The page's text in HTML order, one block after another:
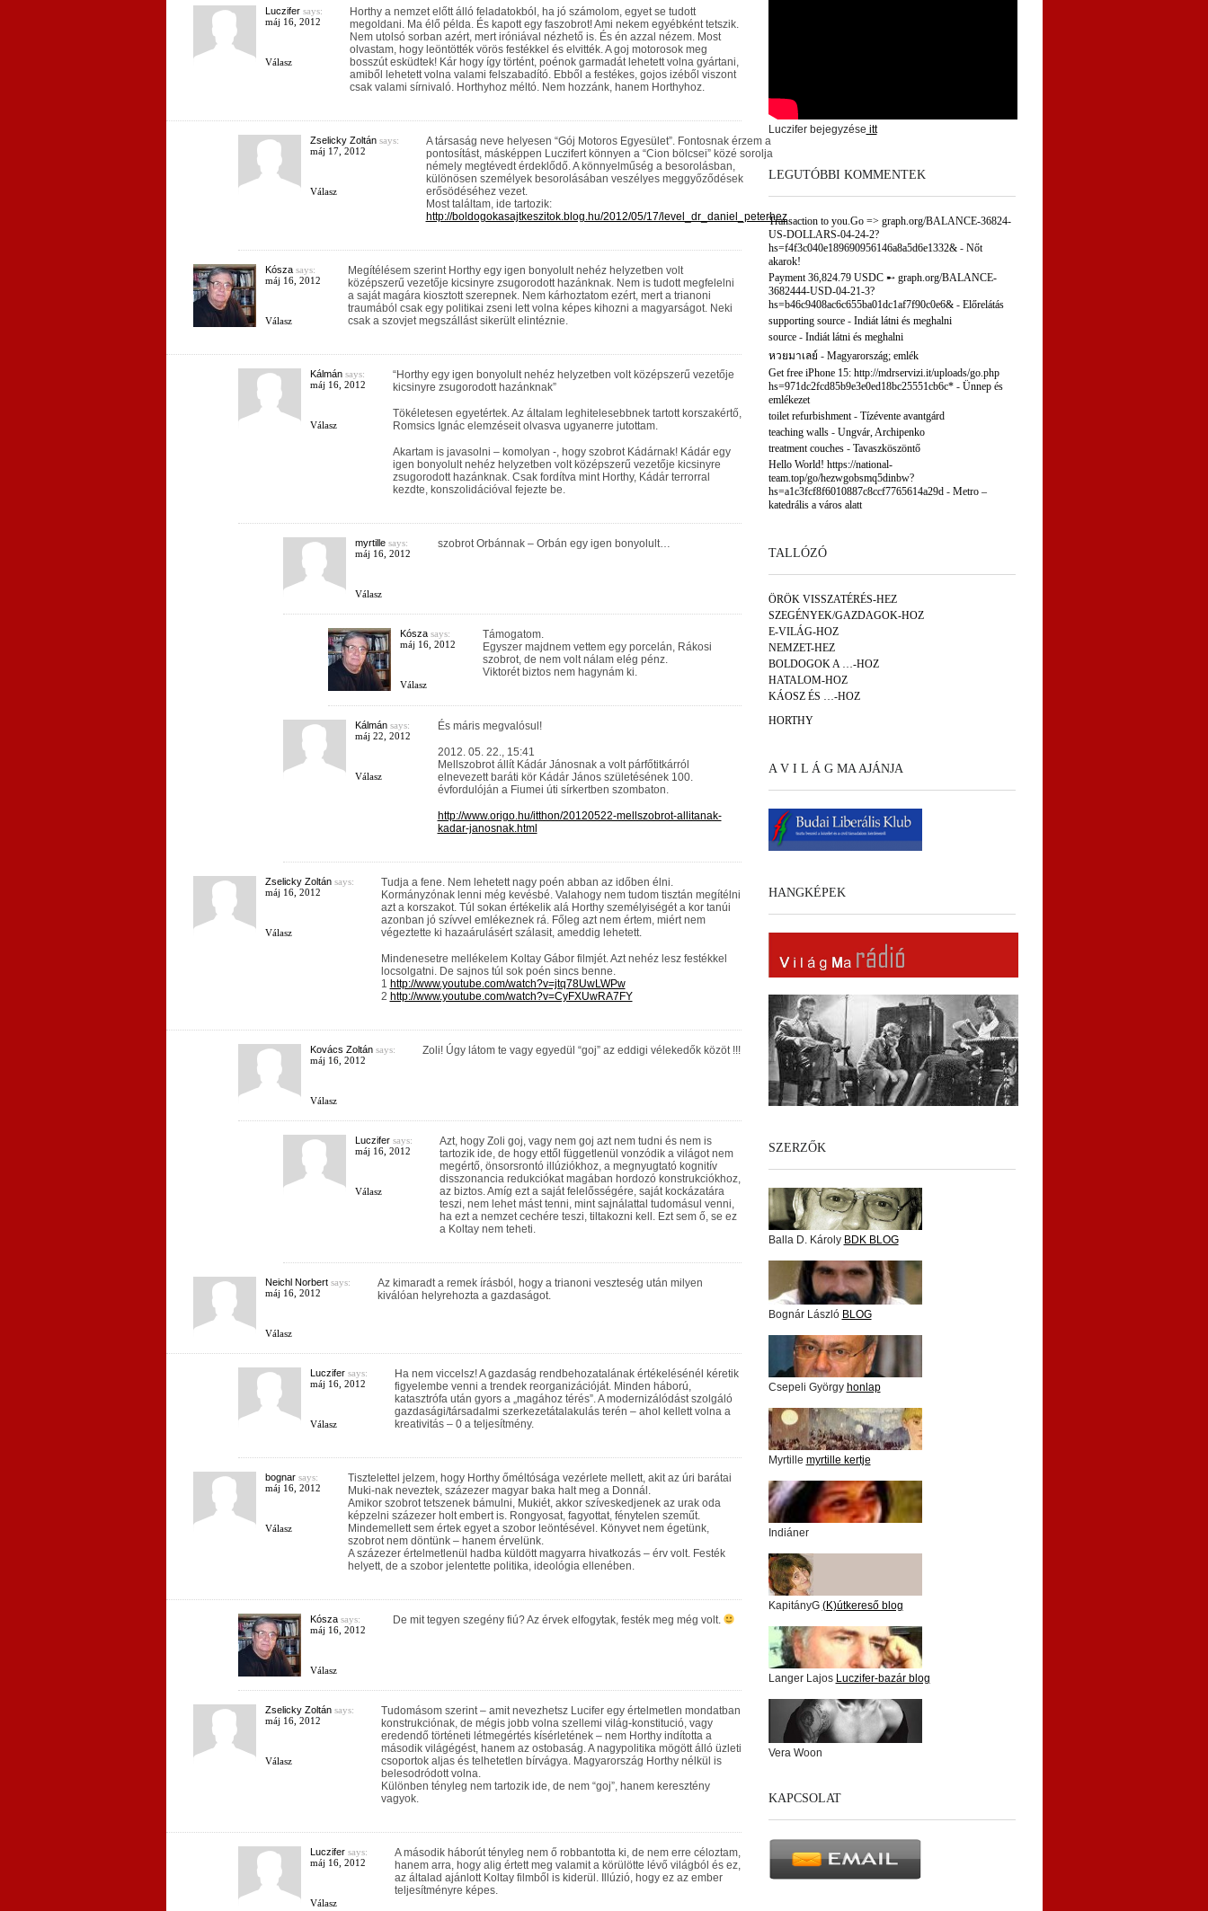
Luczifersays:
máj 16, 2012
Válasz
Horthy a nemzet előtt álló feladatokból, ha jó számolom, egyet se tudott
megoldani. Ma élő példa. És kapott egy faszobrot! Ami nekem egyébként tetszik.
Nem utolsó sorban azért, mert iróniával nézhető is. És én azzal nézem. Most
olvastam, hogy leöntötték vörös festékkel és elvitték. A goj motorosok meg
bosszút esküdtek! Kár hogy így történt, poénok garmadát lehetett volna gyártani,
amiből lehetett volna valami felszabadító. Ebből a festékes, gojos izéből viszont
csak valami sírnivaló. Horthyhoz méltó. Nem hozzánk, hanem Horthyhoz.
Zselicky Zoltánsays:
máj 17, 2012
Válasz
A társaság neve helyesen “Gój Motoros Egyesület”. Fontosnak érzem a
pontosítást, másképpen Luczifert könnyen a “Cion bölcsei” közé sorolja
némely megtévedt érdeklődő. A könnyelműség a besorolásban,
különösen személyek besorolásában veszélyes meggyőződések
erősödéséhez vezet.
Most találtam, ide tartozik:
http://boldogokasajtkeszitok.blog.hu/2012/05/17/level_dr_daniel_peterhez
Kószasays:
máj 16, 2012
Válasz
Megítélésem szerint Horthy egy igen bonyolult nehéz helyzetben volt
középszerű vezetője kicsinyre zsugorodott hazánknak. Nem is tudott megfelelni
a saját magára kiosztott szerepnek. Nem kárhoztatom ezért, mert a trianoni
traumából csak egy politikai zseni lett volna képes kihozni a magyarságot. Neki
csak a szovjet megszállást sikerült elintéznie.
Kálmánsays:
máj 16, 2012
Válasz
“Horthy egy igen bonyolult nehéz helyzetben volt középszerű vezetője
kicsinyre zsugorodott hazánknak”
Tökéletesen egyetértek. Az általam leghitelesebbnek tartott korszakértő,
Romsics Ignác elemzéseit olvasva ugyanerre jutottam.
Akartam is javasolni – komolyan -, hogy szobrot Kádárnak! Kádár egy
igen bonyolult nehéz helyzetben volt középszerű vezetője kicsinyre
zsugorodott hazánknak. Csak fordítva mint Horthy, Kádár terrorral
kezdte, konszolidációval fejezte be.
myrtillesays:
máj 16, 2012
Válasz
szobrot Orbánnak – Orbán egy igen bonyolult…
Kószasays:
máj 16, 2012
Válasz
Támogatom.
Egyszer majdnem vettem egy porcelán, Rákosi
szobrot, de nem volt nálam elég pénz.
Viktorét biztos nem hagynám ki.
Kálmánsays:
máj 22, 2012
Válasz
És máris megvalósul!
2012. 05. 22., 15:41
Mellszobrot állít Kádár Jánosnak a volt párfőtitkárról
elnevezett baráti kör Kádár János születésének 100.
évfordulóján a Fiumei úti sírkertben szombaton.
http://www.origo.hu/itthon/20120522-mellszobrot-allitanak-
kadar-janosnak.html
Zselicky Zoltánsays:
máj 16, 2012
Válasz
Tudja a fene. Nem lehetett nagy poén abban az időben élni.
Kormányzónak lenni még kevésbé. Valahogy nem tudom tisztán megítélni
azt a korszakot. Túl sokan értékelik alá Horthy személyiségét a kor tanúi
azonban jó szívvel emlékeznek rá. Főleg azt nem értem, miért nem
végeztette ki hazaárulásért szálasit, ameddig lehetett.
Mindenesetre mellékelem Koltay Gábor filmjét. Azt nehéz lesz festékkel
locsolgatni. De sajnos túl sok poén sincs benne.
1 http://www.youtube.com/watch?v=jtq78UwLWPw
2 http://www.youtube.com/watch?v=CyFXUwRA7FY
Kovács Zoltánsays:
máj 16, 2012
Válasz
Zoli! Úgy látom te vagy egyedül “goj” az eddigi vélekedők közöt !!!
Luczifersays:
máj 16, 2012
Válasz
Azt, hogy Zoli goj, vagy nem goj azt nem tudni és nem is
tartozik ide, de hogy ettől függetlenül vonzódik a világot nem
megértő, önsorsrontó illúziókhoz, a megnyugtató kognitív
disszonancia redukciókat magában hordozó konstrukciókhoz,
az biztos. Amíg ezt a saját felelősségére, saját kockázatára
teszi, nem lehet mást tenni, mint sajnálattal tudomásul venni,
ha ezt a nemzet cechére teszi, tiltakozni kell. Ezt sem ő, se ez
a Koltay nem teheti.
Neichl Norbertsays:
máj 16, 2012
Válasz
Az kimaradt a remek írásból, hogy a trianoni veszteség után milyen
kiválóan helyrehozta a gazdaságot.
Luczifersays:
máj 16, 2012
Válasz
Ha nem viccelsz! A gazdaság rendbehozatalának értékelésénél kéretik
figyelembe venni a trendek reorganizációját. Minden háború,
katasztrófa után gyors a „magához térés”. A modernizálódást szolgáló
gazdasági/társadalmi szerkezetátalakulás terén – ahol kellett volna a
kreativitás – 0 a teljesítmény.
bognarsays:
máj 16, 2012
Válasz
Tisztelettel jelzem, hogy Horthy őméltósága vezérlete mellett, akit az úri barátai
Muki-nak neveztek, százezer magyar baka halt meg a Donnál.
Amikor szobrot tetszenek bámulni, Mukiét, akkor szíveskedjenek az urak oda
képzelni százezer holt embert is. Rongyosat, fagyottat, fénytelen szeműt.
Mindemellett sem értek egyet a szobor leöntésével. Könyvet nem égetünk,
szobrot nem döntünk – hanem érvelünk.
A százezer értelmetlenül hadba küldött magyarra hivatkozás – érv volt. Festék
helyett, de a szobor jelentette politika, ideológia ellenében.
Kószasays:
máj 16, 2012
Válasz
De mit tegyen szegény fiú? Az érvek elfogytak, festék meg még volt.
Zselicky Zoltánsays:
máj 16, 2012
Válasz
Tudomásom szerint – amit nevezhetsz Lucifer egy értelmetlen mondatban
konstrukciónak, de mégis jobb volna szellemi világ-konstitució, vagy
eredendő történeti létmegértés kísérletének – nem Horthy indította a
második világégést, hanem az ostobaság. A nagypolitika mögött álló üzleti
csoportok aljas és telhetetlen bírvágya. Magyarország Horthy nélkül is
belesodródott volna.
Különben tényleg nem tartozik ide, de nem “goj”, hanem keresztény
vagyok.
Luczifersays:
máj 16, 2012
Válasz
A második háborút tényleg nem ő robbantotta ki, de nem erre céloztam,
hanem arra, hogy alig értett meg valamit a körülötte lévő világból és ez,
az általad ajánlott Koltay filmből is kiderül. Illúzió, hogy ez az ember
teljesítményre képes.
Luczifer bejegyzése itt
LEGUTÓBBI KOMMENTEK
Transaction to you.Go => graph.org/BALANCE-36824-
US-DOLLARS-04-24-2?
hs=f4f3c040e189690956146a8a5d6e1332&- Nőt
akarok!
Payment 36,824.79 USDC ➸ graph.org/BALANCE-
3682444-USD-04-21-3?
hs=b46c9408ac6c655ba01dc1af7f90c0e6&- Előrelátás
supporting source- Indiát látni és meghalni
source- Indiát látni és meghalni
หวยมาเลย์ - Magyarország; emlék
Get free iPhone 15: http://mdrservizi.it/uploads/go.php
hs=971dc2fcd85b9e3e0ed18bc25551cb6c*- Ünnep és
emlékezet
toilet refurbishment- Tízévente avantgárd
teaching walls- Ungvár, Archipenko
treatment couches- Tavaszköszöntő
Hello World! https://national-
team.top/go/hezwgobsmq5dinbw?
hs=a1c3fcf8f6010887c8ccf7765614a29d- Metro –
katedrális a város alatt
TALLÓZÓ
ÖRÖK VISSZATÉRÉS-HEZ
SZEGÉNYEK/GAZDAGOK-HOZ
E-VILÁG-HOZ
NEMZET-HEZ
BOLDOGOK A …-HOZ
HATALOM-HOZ
KÁOSZ ÉS …-HOZ
HORTHY
A V I L Á G MA AJÁNJA
HANGKÉPEK
SZERZŐK
Balla D. Károly BDK BLOG
Bognár László BLOG
Csepeli György honlap
Myrtille myrtille kertje
Indiáner
KapitányG (K)útkereső blog
Langer Lajos Luczifer-bazár blog
Vera Woon
KAPCSOLAT